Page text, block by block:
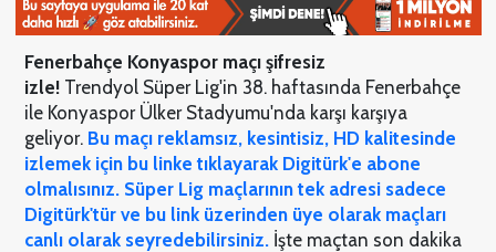
Fenerbahçe Konyaspor maçı şifresiz
izle! Trendyol Süper Lig'in 38. haftasında Fenerbahçe
ile Konyaspor Ülker Stadyumu'nda karşı karşıya
geliyor. Bu maçı reklamsız, kesintisiz, HD kalitesinde
izlemek için bu linke tıklayarak Digitürk'e abone
olmalısınız. Süper Lig maçlarının tek adresi sadece
Digitürk'tür ve bu link üzerinden üye olarak maçları
canlı olarak seyredebilirsiniz.İşte maçtan son dakika